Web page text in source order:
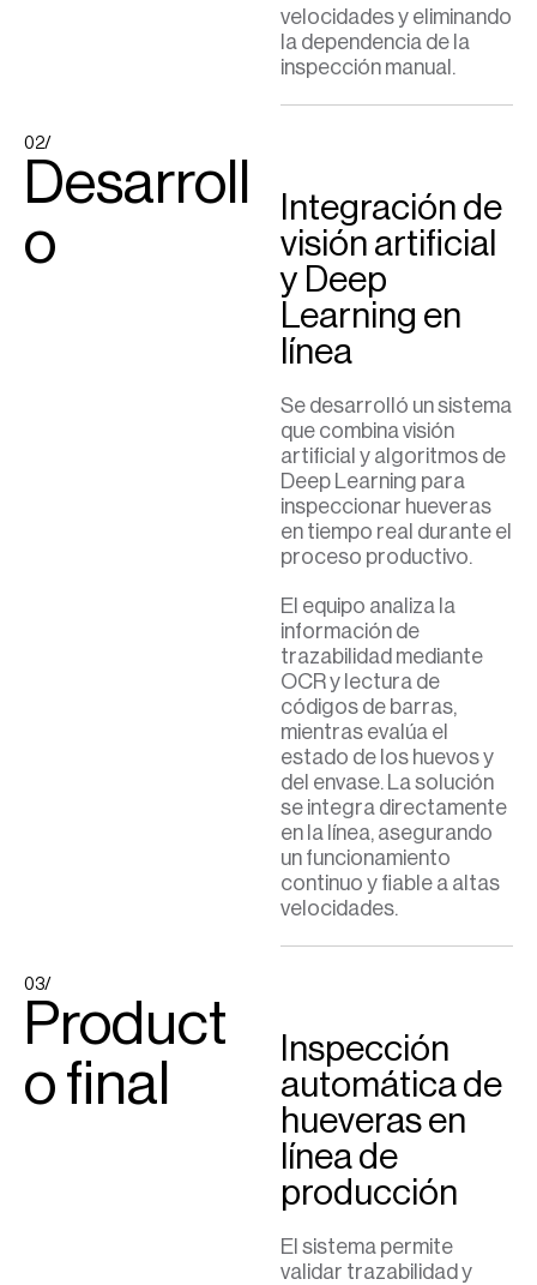
velocidades y eliminando
la dependencia de la
inspección manual.
02/
Desarroll
o
Integración de
visión artificial
y Deep
Learning en
línea
Se desarrolló un sistema
que combina visión
artificial y algoritmos de
Deep Learning para
inspeccionar hueveras
en tiempo real durante el
proceso productivo.
El equipo analiza la
información de
trazabilidad mediante
OCR y lectura de
códigos de barras,
mientras evalúa el
estado de los huevos y
del envase. La solución
se integra directamente
en la línea, asegurando
un funcionamiento
continuo y fiable a altas
velocidades.
03/
Product
o final
Inspección
automática de
hueveras en
línea de
producción
El sistema permite
validar trazabilidad y